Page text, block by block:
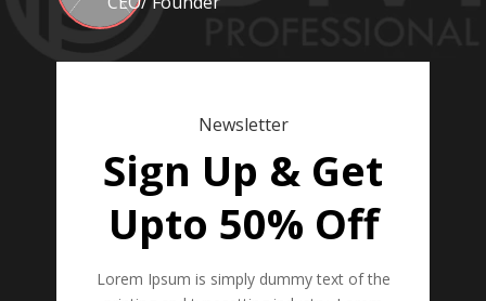
Newsletter
Sign Up & Get
Upto 50% Off
Lorem Ipsum is simply dummy text of the